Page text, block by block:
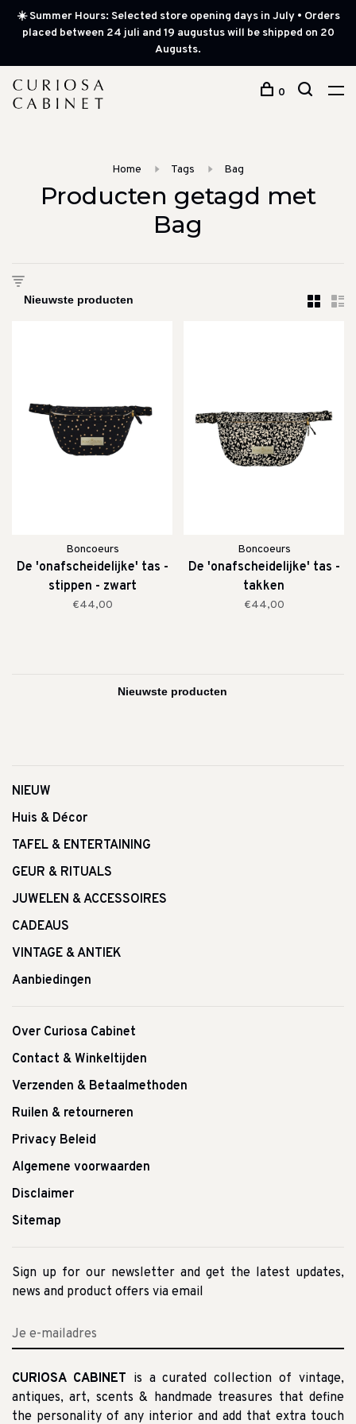
☀️ Summer Hours: Selected store opening days in July • Orders
placed between 24 juli and 19 augustus will be shipped on 20
Augusts.
0
Home Tags Bag
Producten getagd met
Bag
Boncoeurs
De 'onafscheidelijke' tas -
stippen - zwart
€44,00
Boncoeurs
De 'onafscheidelijke' tas -
takken
€44,00
NIEUW
Huis & Décor
TAFEL & ENTERTAINING
GEUR & RITUALS
JUWELEN & ACCESSOIRES
CADEAUS
VINTAGE & ANTIEK
Aanbiedingen
Over Curiosa Cabinet
Contact & Winkeltijden
Verzenden & Betaalmethoden
Ruilen & retourneren
Privacy Beleid
Algemene voorwaarden
Disclaimer
Sitemap
Sign up for our newsletter and get the latest updates,
news and product offers via email
CURIOSA CABINET is a curated collection of vintage,
antiques, art, scents & handmade treasures that define
the personality of any interior and add that extra touch